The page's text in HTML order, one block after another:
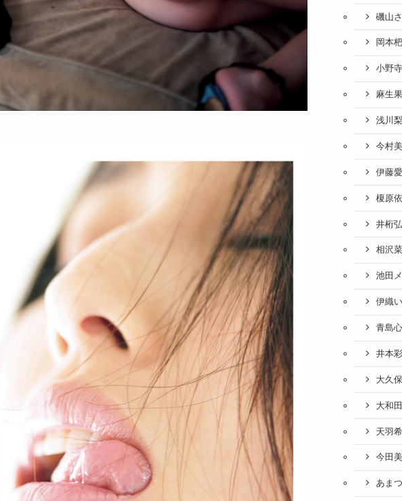
磯山
岡本
小野
麻生
浅川
今村
伊藤
榎原
井桁
相沢
池田
伊織
青島心
井本
大久
大和
天羽
今田
あま